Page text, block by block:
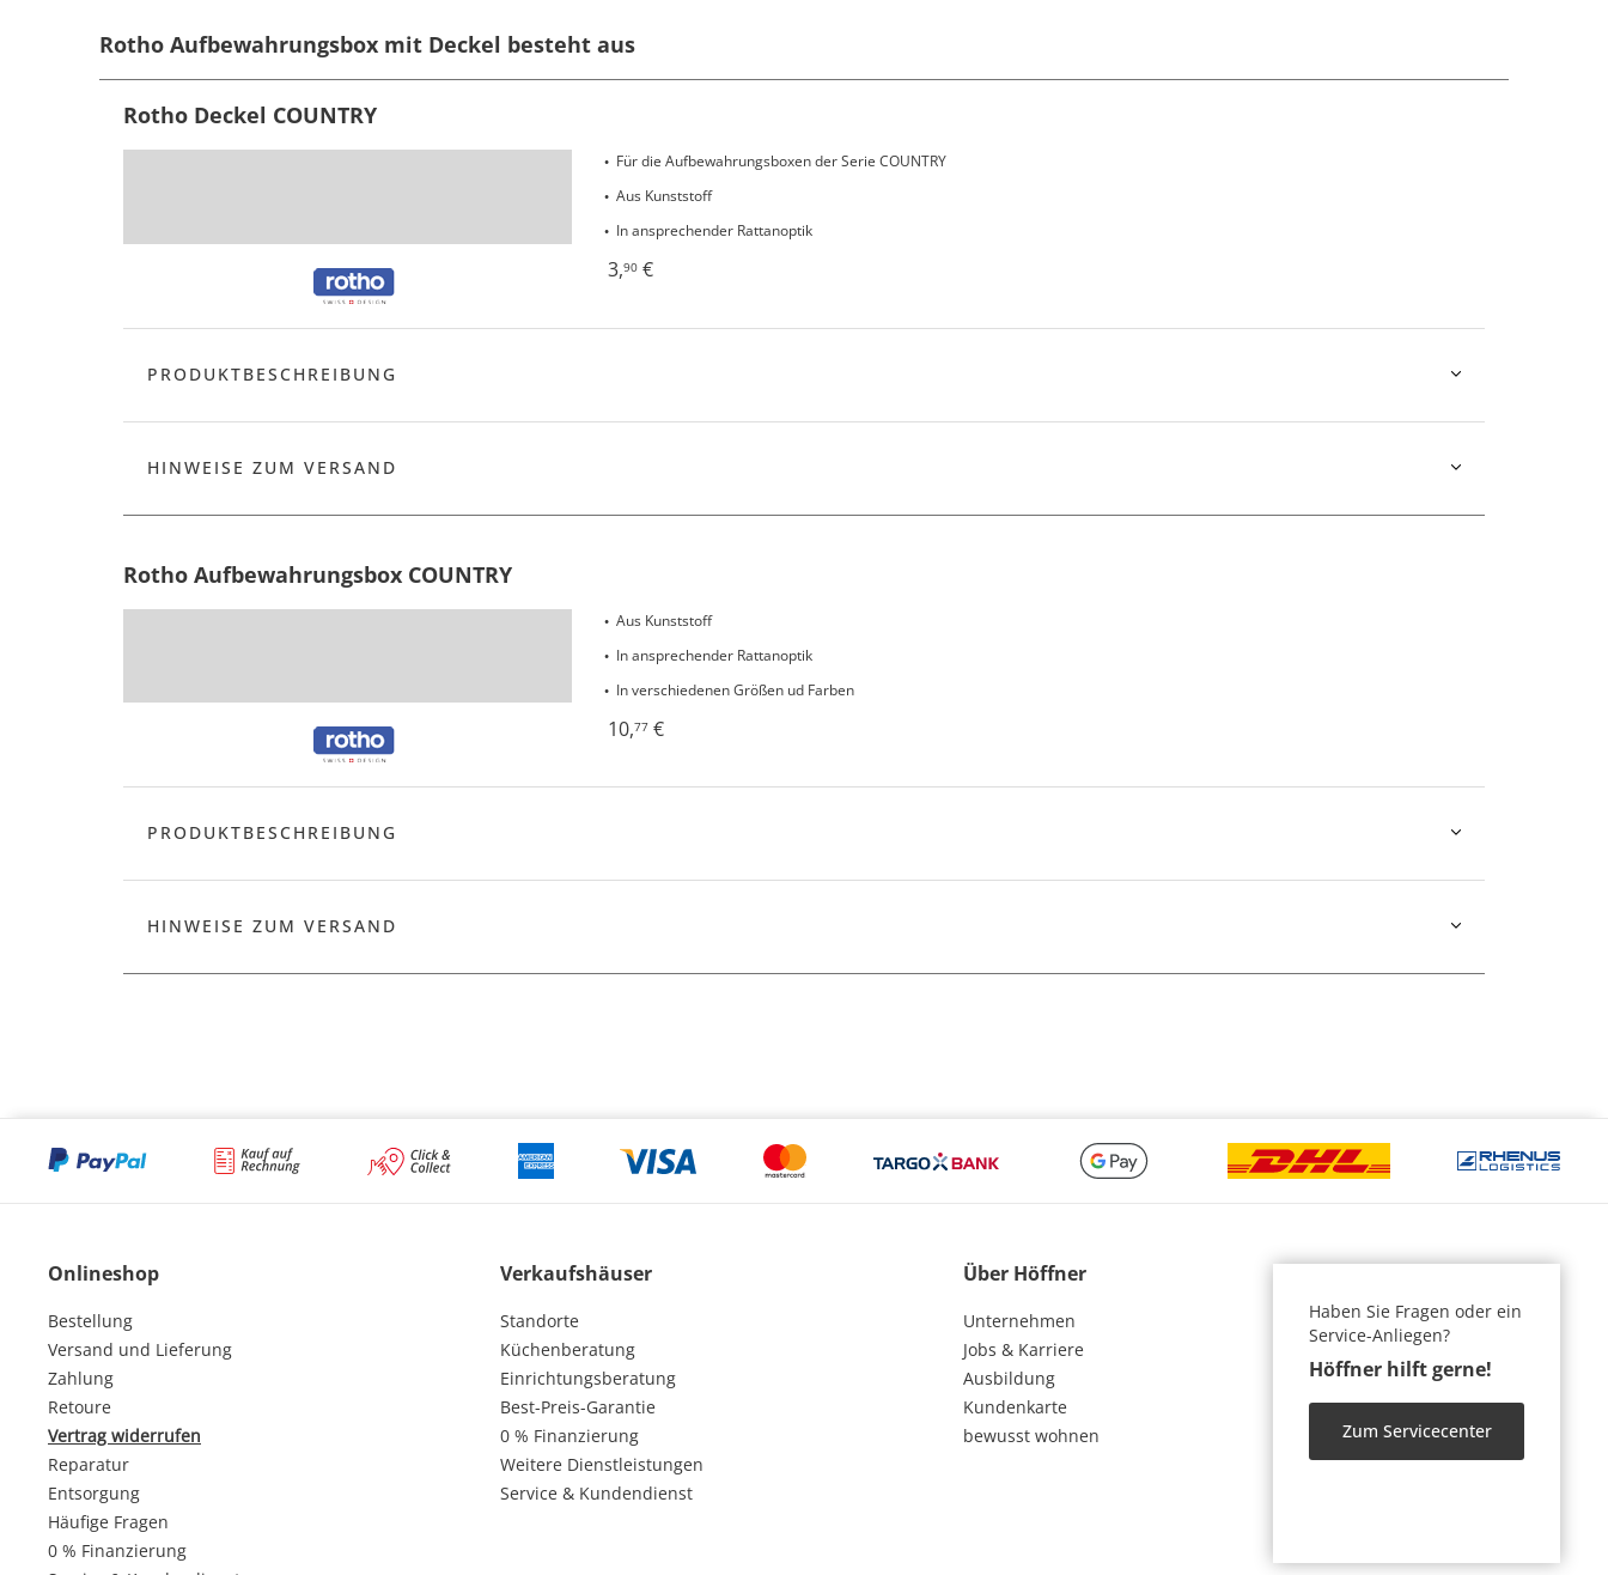
Rotho Aufbewahrungsbox mit Deckel besteht aus
Rotho Deckel COUNTRY
Für die Aufbewahrungsboxen der Serie COUNTRY
Aus Kunststoff
In ansprechender Rattanoptik
3,90€
PRODUKTBESCHREIBUNG
HINWEISE ZUM VERSAND
Rotho Aufbewahrungsbox COUNTRY
Aus Kunststoff
In ansprechender Rattanoptik
In verschiedenen Größen ud Farben
10,77€
PRODUKTBESCHREIBUNG
HINWEISE ZUM VERSAND
Onlineshop
Bestellung
Versand und Lieferung
Zahlung
Retoure
Vertrag widerrufen
Reparatur
Entsorgung
Häufige Fragen
0 % Finanzierung
Verkaufshäuser
Standorte
Küchenberatung
Einrichtungsberatung
Best-Preis-Garantie
0 % Finanzierung
Weitere Dienstleistungen
Service & Kundendienst
Über Höffner
Unternehmen
Jobs & Karriere
Ausbildung
Kundenkarte
bewusst wohnen
Haben Sie Fragen oder ein
Service-Anliegen?
Höffner hilft gerne!
Zum Servicecenter